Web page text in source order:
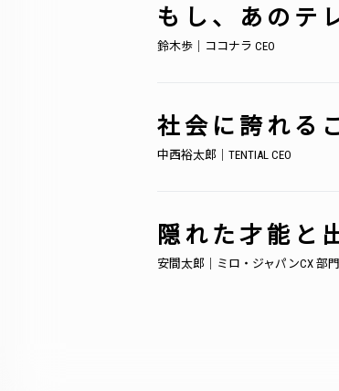
もし、あのテ
鈴木歩｜ココナラ CEO
社会に誇れる
中西裕太郎｜TENTIAL CEO
隠れた才能と
安間太郎｜ミロ・ジャパンCX 部